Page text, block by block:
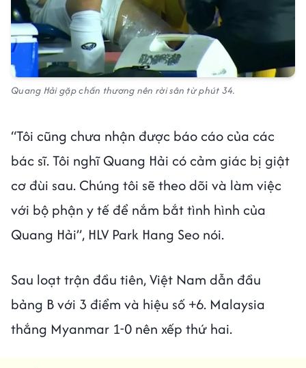
Quang Hải gặp chấn thương nên rời sân từ phút 34.
“Tôi cũng chưa nhận được báo cáo của các
bác sĩ. Tôi nghĩ Quang Hải có cảm giác bị giật
cơ đùi sau. Chúng tôi sẽ theo dõi và làm việc
với bộ phận y tế để nắm bắt tình hình của
Quang Hải”, HLV Park Hang Seo nói.
Sau loạt trận đầu tiên, Việt Nam dẫn đầu
bảng B với 3 điểm và hiệu số +6. Malaysia
thắng Myanmar 1-0 nên xếp thứ hai.